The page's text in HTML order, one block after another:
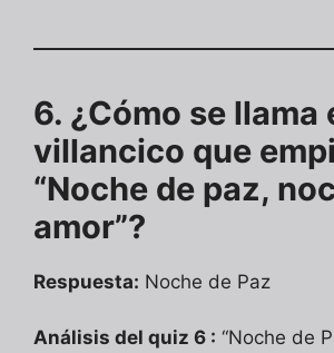
6. ¿Cómo se llama
villancico que
“Noche de paz,
amor”?
Respuesta: Noche de Paz
Análisis del quiz 6 : “Noche de